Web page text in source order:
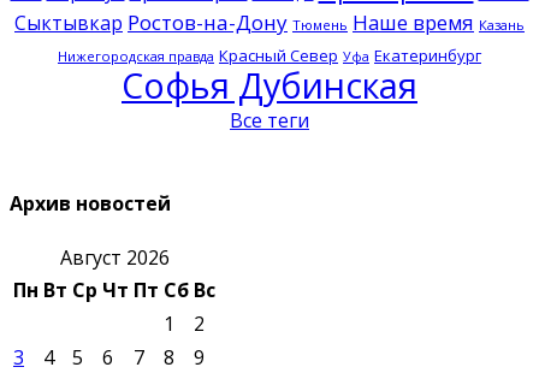
Сыктывкар Ростов-на-Дону Тюмень Наше время Казань
Нижегородская правда Красный Север Уфа Екатеринбург
Софья Дубинская
Все теги
Архив новостей
Август 2026
Пн Вт Ср Чт Пт Сб Вс
1
2
3
4 5 6 7 8
9